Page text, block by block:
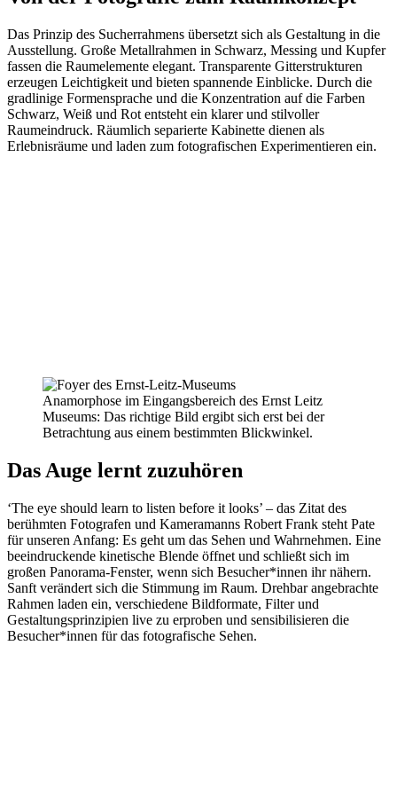
Das Prinzip des Sucherrahmens übersetzt sich als Gestaltung in die
Ausstellung. Große Metallrahmen in Schwarz, Messing und Kupfer
fassen die Raumelemente elegant. Transparente Gitterstrukturen
erzeugen Leichtigkeit und bieten spannende Einblicke. Durch die
gradlinige Formensprache und die Konzentration auf die Farben
Schwarz, Weiß und Rot entsteht ein klarer und stilvoller
Raumeindruck. Räumlich separierte Kabinette dienen als
Erlebnisräume und laden zum fotografischen Experimentieren ein.
Anamorphose im Eingangsbereich des Ernst Leitz
Museums: Das richtige Bild ergibt sich erst bei der
Betrachtung aus einem bestimmten Blickwinkel.
Das Auge lernt zuzuhören
‘The eye should learn to listen before it looks’ – das Zitat des
berühmten Fotografen und Kameramanns Robert Frank steht Pate
für unseren Anfang: Es geht um das Sehen und Wahrnehmen. Eine
beeindruckende kinetische Blende öffnet und schließt sich im
großen Panorama-Fenster, wenn sich Besucher*innen ihr nähern.
Sanft verändert sich die Stimmung im Raum. Drehbar angebrachte
Rahmen laden ein, verschiedene Bildformate, Filter und
Gestaltungsprinzipien live zu erproben und sensibilisieren die
Besucher*innen für das fotografische Sehen.